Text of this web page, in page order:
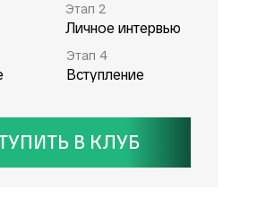
В КЛУБ
Вступление
Этап 4
Личное интервью
Этап 2